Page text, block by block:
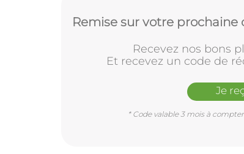
Remise sur votre
Recevez nos bons
Et recevez un code de
Je
* Code valable 3 mois à